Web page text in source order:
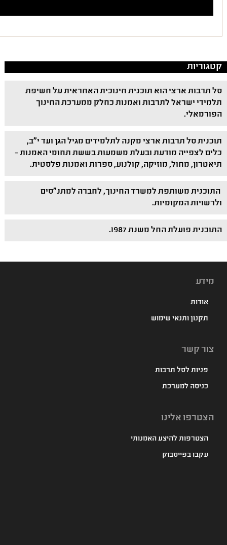
קטגוריות
סל תרבות ארצי הוא תוכנית חינוכית האחראית על חשיפת
תלמידי ישראל לתרבות ואמנות כחלק ממערכת החינוך
הפורמאלי.
תוכנית סל תרבות ארצי מקנה לתלמידים מגיל הגן ועד י"ב,
כלים לצפייה מודעת ובעלת משמעות בששת תחומי האמנות –
תיאטרון, מחול, מוזיקה, קולנוע, ספרות ואמנות פלסטית.
התוכנית משותפת למשרד החינוך, לחברה למתנ"סים
ולרשויות המקומיות.
התוכנית פועלת החל משנת 1987.
מידע
אודות
תקנון ותנאי שימוש
צור קשר
פניות לסל תרבות
כניסה למערכת
הצטרפו אלינו
הצטרפות להיצע האמנותי
עקבו בפייסבוק